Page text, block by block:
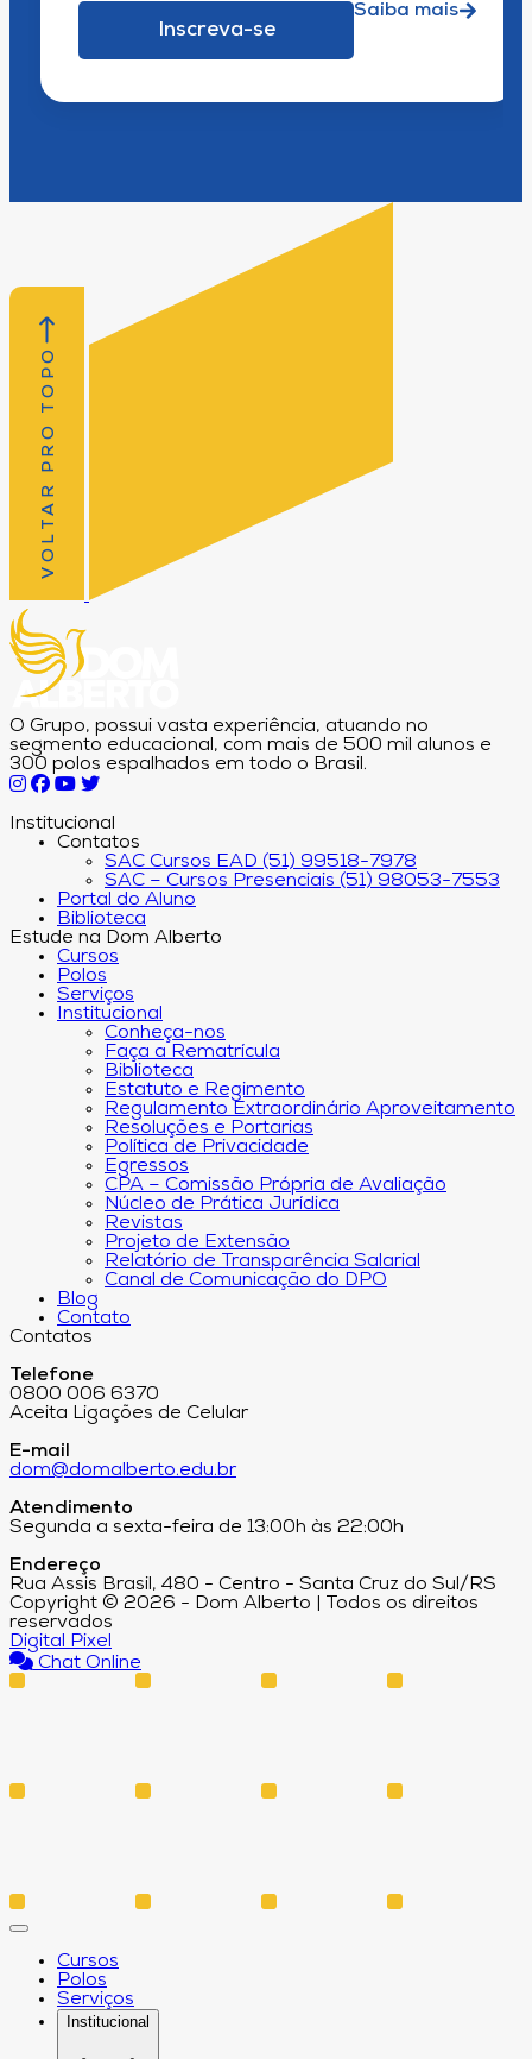
Inscreva-se
Saiba mais
VOLTAR PRO TOPO
O Grupo, possui vasta experiência, atuando no
segmento educacional, com mais de 500 mil alunos e
300 polos espalhados em todo o Brasil.
Institucional
Contatos
SAC Cursos EAD (51) 99518-7978
SAC – Cursos Presenciais (51) 98053-7553
Portal do Aluno
Biblioteca
Estude na Dom Alberto
Cursos
Polos
Serviços
Institucional
Conheça-nos
Faça a Rematrícula
Biblioteca
Estatuto e Regimento
Regulamento Extraordinário Aproveitamento
Resoluções e Portarias
Política de Privacidade
Egressos
CPA – Comissão Própria de Avaliação
Núcleo de Prática Jurídica
Revistas
Projeto de Extensão
Relatório de Transparência Salarial
Canal de Comunicação do DPO
Blog
Contato
Contatos
Telefone
0800 006 6370
Aceita Ligações de Celular
E-mail
dom@domalberto.edu.br
Atendimento
Segunda a sexta-feira de 13:00h às 22:00h
Endereço
Rua Assis Brasil, 480 - Centro - Santa Cruz do Sul/RS
Copyright © 2026 - Dom Alberto | Todos os direitos
reservados
Digital Pixel
Chat Online
Cursos
Polos
Serviços
Institucional